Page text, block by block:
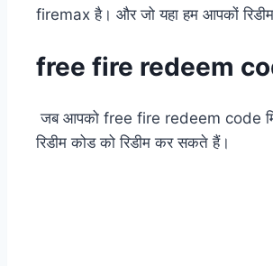
firemax है। और जो यहा हम आपकों
free fire redeem
जब आपको free fire redeem code
रिडीम कोड को रिडीम कर सकते हैं।